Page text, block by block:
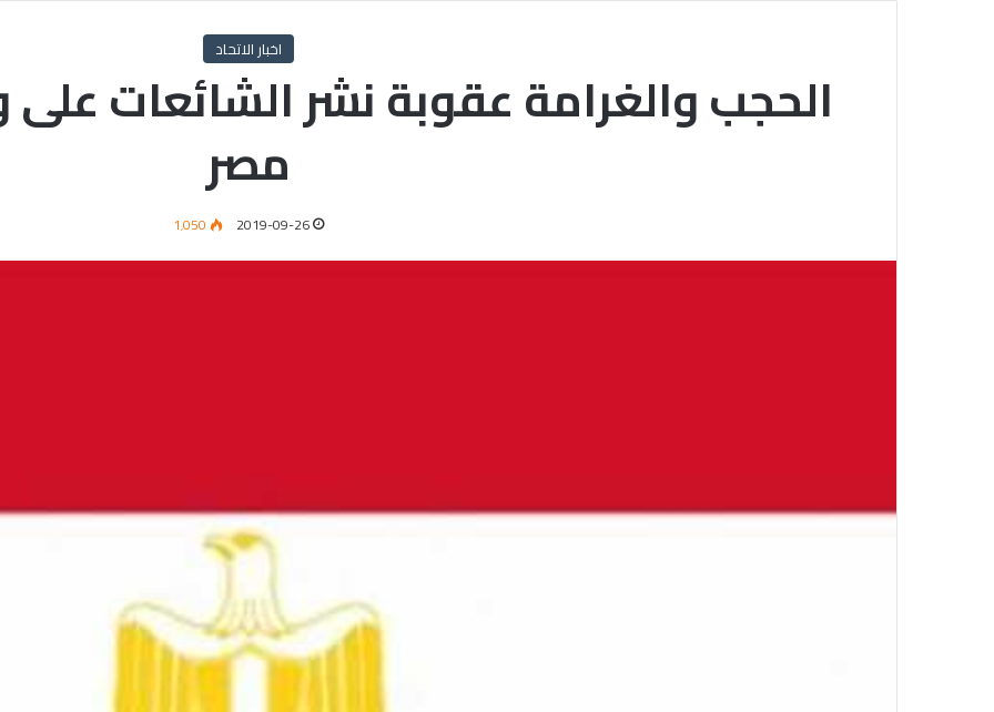
اخبار الاتحاد
الحجب والغرامة عقوبة نشر الشائعات على
مصر
2019-09-26 1٬050